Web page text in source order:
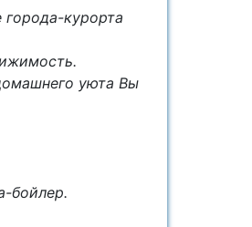
курорта
уюта Вы
бойлер.